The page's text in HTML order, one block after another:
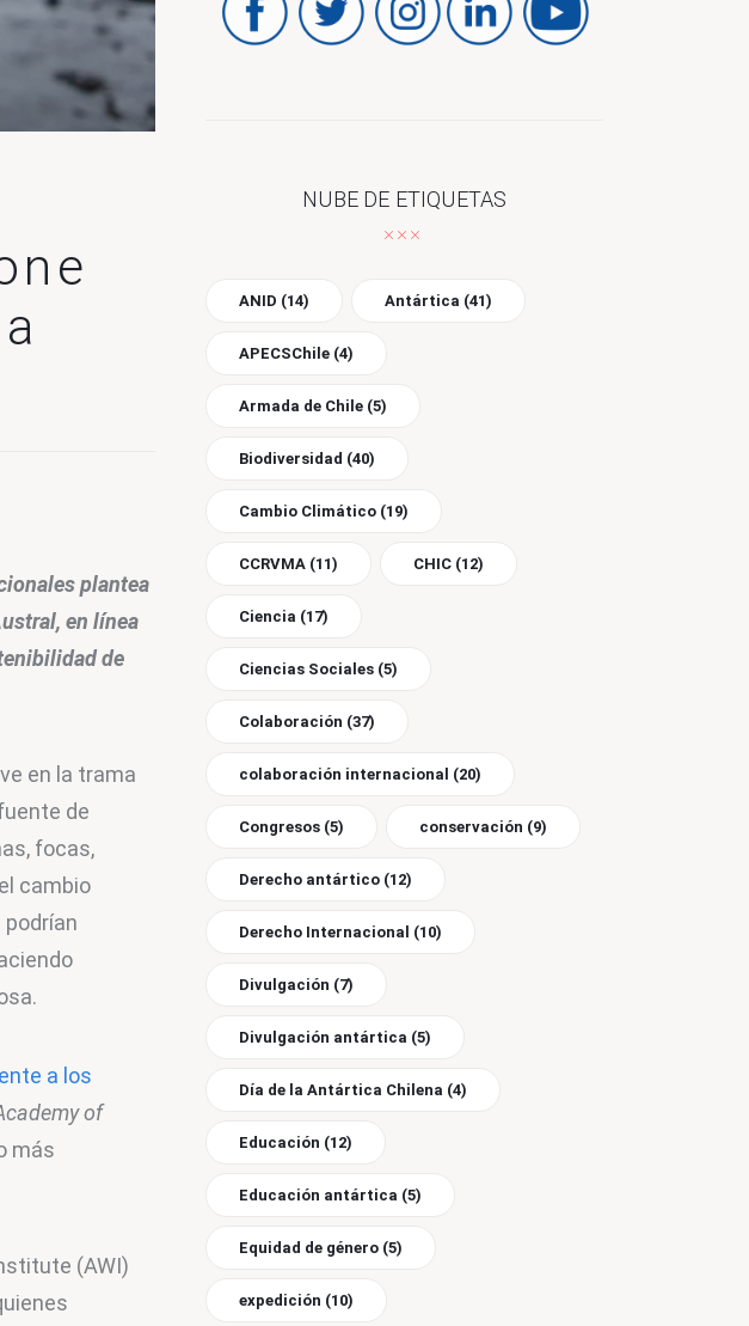
plantea
en línea
de
en la trama
de
focas,
cambio
a los
of
más
(AWI)
NUBE DE ETIQUETAS
ANID (14) Antártica (41)
APECSChile (4)
Armada de Chile (5)
Biodiversidad (40)
Cambio Climático (19)
CCRVMA (11) CHIC (12)
Ciencia (17)
Ciencias Sociales (5)
Colaboración (37)
colaboración internacional (20)
Congresos (5) conservación (9)
Derecho antártico (12)
Derecho Internacional (10)
Divulgación (7)
Divulgación antártica (5)
Día de la Antártica Chilena (4)
Educación (12)
Educación antártica (5)
Equidad de género (5)
expedición (10)